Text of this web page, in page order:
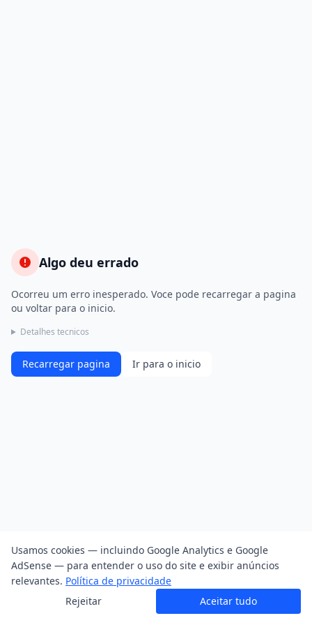
Algo deu errado
Ocorreu um erro inesperado. Voce pode recarregar a pagina
ou voltar para o inicio.
Detalhes tecnicos
Recarregar pagina Ir para o inicio
Usamos cookies — incluindo Google Analytics e Google
AdSense — para entender o uso do site e exibir anúncios
relevantes. Política de privacidade
Rejeitar
Aceitar tudo